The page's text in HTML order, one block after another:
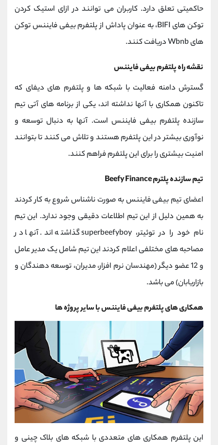
حاکمیتی تعلق دارد. کاربران می توانند در ازای استیک کردن
توکن های BIFI، به عنوان پاداش از پلتفرم بیفی فایننس توکن
های Wbnb دریافت کنند.
نقشه راه پلتفرم بیفی فایننس
گسترش دامنه فعالیت با شبکه ها و پلتفرم های دیفای که
تاکنون همکاری با آنها نداشته اند، یکی از برنامه های آتی تیم
سازنده پلتفرم بیفی فایننس است. آنها به دنبال توسعه و
نوآوری بیشتر در این پلتفرم هستند و تلاش می کنند تا بتوانند
امنیت بیشتری را برای این پلتفرم فراهم کنند.
تیم سازنده پلترم Beefy Finance
اعضای تیم بیفی فایننس به صورت ناشناس شروع به کار کردند
به همین دلیل از این تیم اطلاعات دقیقی وجود ندارد. این تیم
نام خود را در توئیتر، superbeefyboy گذاشته اند. آنها در
مصاحبه های مختلفی اعلام کردند این تیم شامل یک مدیر عامل
و 12 عضو دیگر (مهندسان نرم افزار، مدیران، توسعه دهندگان و
بازاریابان) می باشد.
همکاری های پلتفرم بیفی فایننس با سایر پروژه ها
این پلتفرم همکاری های متعددی با شبکه های بلاک چینی و